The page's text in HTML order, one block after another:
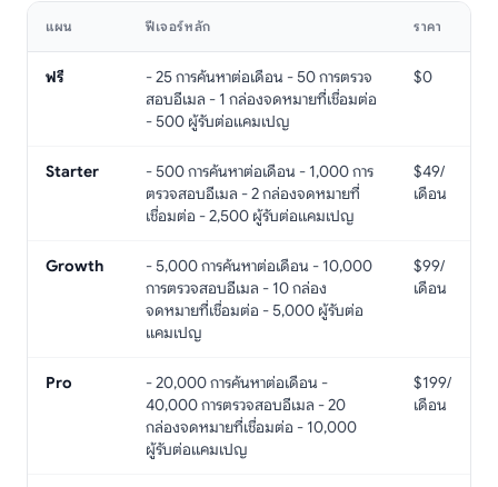
แผน ฟีเจอร์หลัก ราคา
ฟรี
- 25 การค้นหาต่อเดือน - 50 การตรวจ
สอบอีเมล - 1 กล่องจดหมายที่เชื่อมต่อ
- 500 ผู้รับต่อแคมเปญ
$0
Starter
- 500 การค้นหาต่อเดือน - 1,000 การ
ตรวจสอบอีเมล - 2 กล่องจดหมายที่
เชื่อมต่อ - 2,500 ผู้รับต่อแคมเปญ
$49/
เดือน
Growth
- 5,000 การค้นหาต่อเดือน - 10,000
การตรวจสอบอีเมล - 10 กล่อง
จดหมายที่เชื่อมต่อ - 5,000 ผู้รับต่อ
แคมเปญ
$99/
เดือน
Pro
- 20,000 การค้นหาต่อเดือน -
40,000 การตรวจสอบอีเมล - 20
กล่องจดหมายที่เชื่อมต่อ - 10,000
ผู้รับต่อแคมเปญ
$199/
เดือน